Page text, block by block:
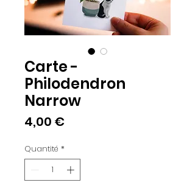
Carte -
Philodendron
Narrow
4,00 €Prix
Quantité *